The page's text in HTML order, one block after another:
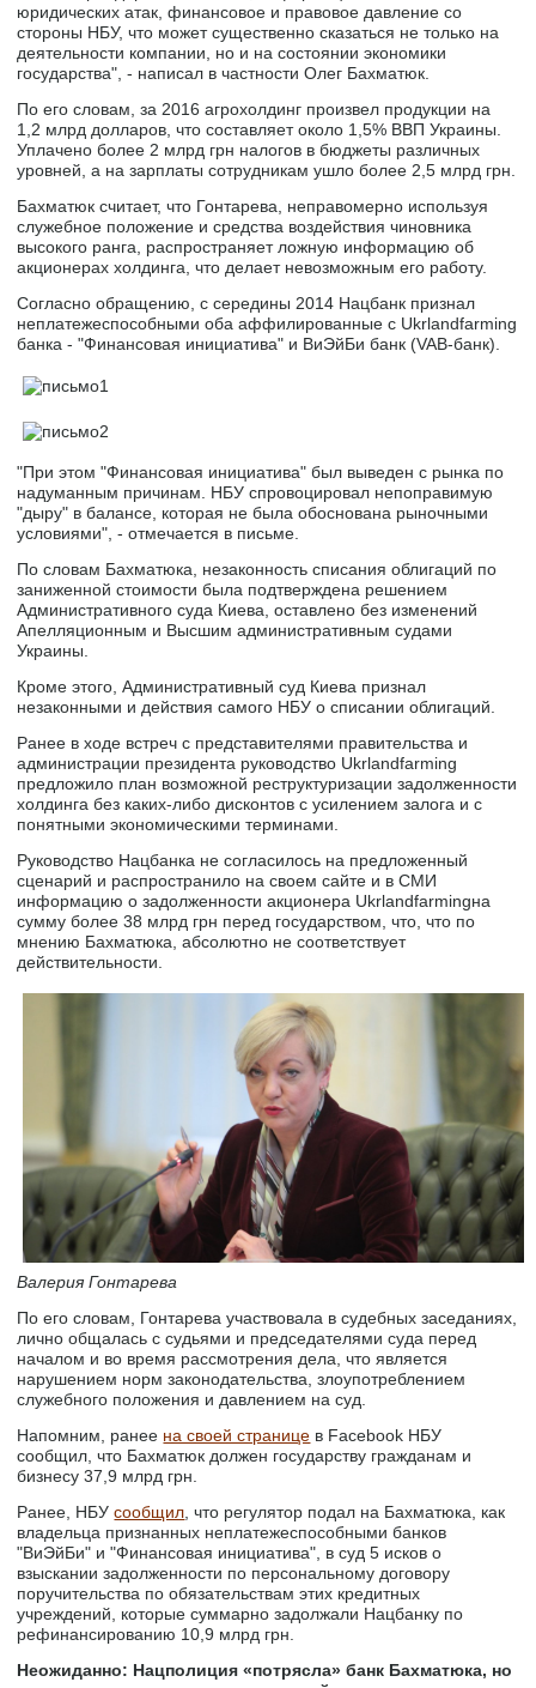
юридических атак, финансовое и правовое давление со
стороны НБУ, что может существенно сказаться не только на
деятельности компании, но и на состоянии экономики
государства", - написал в частности Олег Бахматюк.
По его словам, за 2016 агрохолдинг произвел продукции на
1,2 млрд долларов, что составляет около 1,5% ВВП Украины.
Уплачено более 2 млрд грн налогов в бюджеты различных
уровней, а на зарплаты сотрудникам ушло более 2,5 млрд грн.
Бахматюк считает, что Гонтарева, неправомерно используя
служебное положение и средства воздействия чиновника
высокого ранга, распространяет ложную информацию об
акционерах холдинга, что делает невозможным его работу.
Согласно обращению, с середины 2014 Нацбанк признал
неплатежеспособными оба аффилированные с Ukrlandfarming
банка - "Финансовая инициатива" и ВиЭйБи банк (VAB-банк).
"При этом "Финансовая инициатива" был выведен с рынка по
надуманным причинам. НБУ спровоцировал непоправимую
"дыру" в балансе, которая не была обоснована рыночными
условиями", - отмечается в письме.
По словам Бахматюка, незаконность списания облигаций по
заниженной стоимости была подтверждена решением
Административного суда Киева, оставлено без изменений
Апелляционным и Высшим административным судами
Украины.
Кроме этого, Административный суд Киева признал
незаконными и действия самого НБУ о списании облигаций.
Ранее в ходе встреч с представителями правительства и
администрации президента руководство Ukrlandfarming
предложило план возможной реструктуризации задолженности
холдинга без каких-либо дисконтов с усилением залога и с
понятными экономическими терминами.
Руководство Нацбанка не согласилось на предложенный
сценарий и распространило на своем сайте и в СМИ
информацию о задолженности акционера Ukrlandfarmingна
сумму более 38 млрд грн перед государством, что, что по
мнению Бахматюка, абсолютно не соответствует
действительности.
Валерия Гонтарева
По его словам, Гонтарева участвовала в судебных заседаниях,
лично общалась с судьями и председателями суда перед
началом и во время рассмотрения дела, что является
нарушением норм законодательства, злоупотреблением
служебного положения и давлением на суд.
Напомним, ранее на своей странице в Facebook НБУ
сообщил, что Бахматюк должен государству гражданам и
бизнесу 37,9 млрд грн.
Ранее, НБУсообщил, что регулятор подал на Бахматюка, как
владельца признанных неплатежеспособными банков
"ВиЭйБи" и "Финансовая инициатива", в суд 5 исков о
взыскании задолженности по персональному договору
поручительства по обязательствам этих кредитных
учреждений, которые суммарно задолжали Нацбанку по
рефинансированию 10,9 млрд грн.
Неожиданно: Нацполиция «потрясла» банк Бахматюка, но